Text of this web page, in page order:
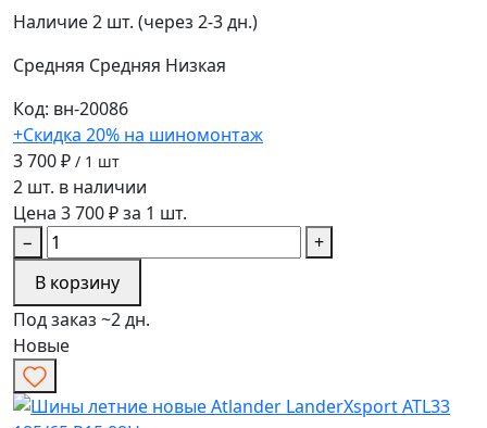
Наличие2 шт. (через 2-3 дн.)
Средняя Средняя Низкая
Код: вн-20086
+Скидка 20% на шиномонтаж
3 700 ₽ / 1 шт
2 шт. в наличии
Цена 3 700 ₽ за 1 шт.
−
+
В корзину
Под заказ ~2 дн.
Новые